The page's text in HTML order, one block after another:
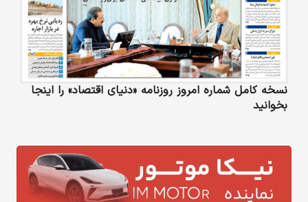
نسخه کامل شماره امروز روزنامه «دنیای‌ اقتصاد» را اینجا
بخوانید